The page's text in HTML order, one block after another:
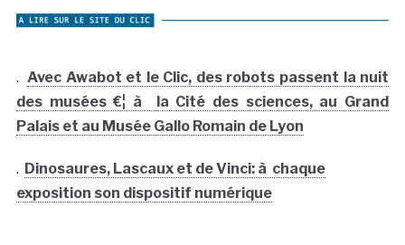
. Avec Awabot et le Clic, des robots passent la nuit
des musées €¦ à la Cité des sciences, au Grand
Palais et au Musée Gallo Romain de Lyon
. Dinosaures, Lascaux et de Vinci: à chaque
exposition son dispositif numérique